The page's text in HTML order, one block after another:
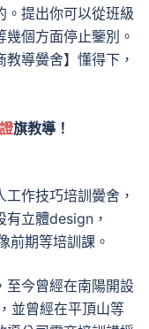
。提出你可以從班級
個方面停止鑒別。
導黌舍】懂得下，
旗教導！
作技巧培訓黌舍，
有立體design，
前期等培訓課。
至今曾經在南陽開設
並曾經在平頂山等